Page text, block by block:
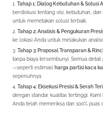
Tahap 1: Dialog Kebutuhan & Solusi
berdiskusi tentang visi, kebutuhan,
untuk memetakan solusi terbaik.
Tahap 2: Analisis & Pengukuran
ke lokasi Anda untuk melakukan
Tahap 3: Proposal Transparan &
tanpa biaya tersembunyi. Semua
—seperti estimasi harga partisi kaca
sepenuhnya.
Tahap 4: Eksekusi Presisi & Serah
dengan standar kualitas tertinggi.
Anda telah memeriksa dan 100% puas